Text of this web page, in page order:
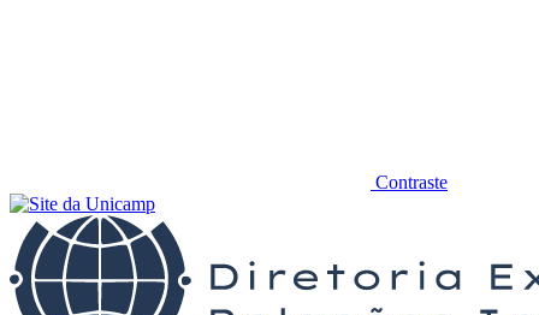
Contraste